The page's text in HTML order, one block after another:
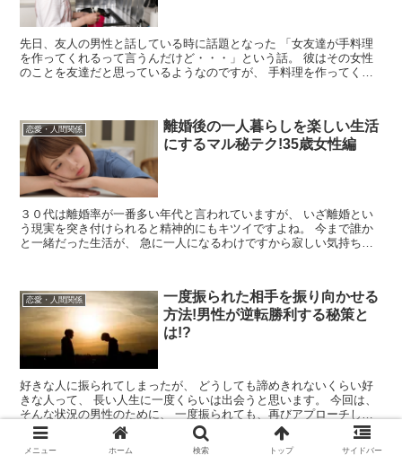
先日、友人の男性と話している時に話題となった 「女友達が手料理
を作ってくれるって言うんだけど・・・」という話。 彼はその女性
のことを友達だと思っているようなのですが、 手料理を作ってくれ
恋愛・人間関係
離婚後の一人暮らしを楽しい生活
にするマル秘テク!35歳女性編
３０代は離婚率が一番多い年代と言われていますが、 いざ離婚とい
う現実を突き付けられると精神的にもキツイですよね。 今まで誰か
と一緒だった生活が、 急に一人になるわけですから寂しい気持ちで
恋愛・人間関係
一度振られた相手を振り向かせる
方法!男性が逆転勝利する秘策と
は!?
好きな人に振られてしまったが、 どうしても諦めきれないくらい好
きな人って、 長い人生に一度くらいは出会うと思います。 今回は、
そんな状況の男性のために、 一度振られても、再びアプローチして
女性を振り向かせる、 転勝利の...
メニュー ホーム 検索 トップ サイドバー